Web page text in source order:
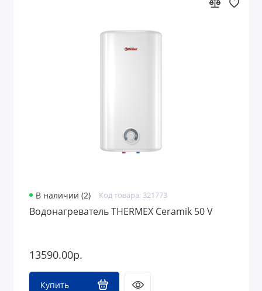
В наличии (2) Код товара: 321773
Водонагреватель THERMEX Ceramik 50 V
13590.00р.
Купить